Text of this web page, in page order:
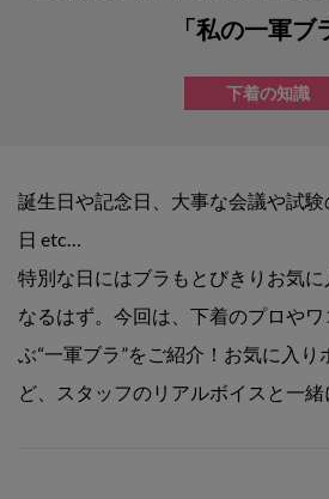
「私の一軍ブ
下着の知識
誕生日や記念日、大事な会議や試
日 etc…
特別な日にはブラもとびきりお気に
なるはず。今回は、下着のプロや
ぶ“一軍ブラ”をご紹介！お気に入り
ど、スタッフのリアルボイスと一